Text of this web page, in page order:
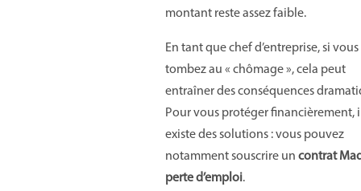
montant reste assez faible.
En tant que chef d’entreprise, si vous
tombez au « chômage », cela peut
entraîner des conséquences
Pour vous protéger financièrement,
existe des solutions : vous pouvez
notamment souscrire un contrat
perte d’emploi.